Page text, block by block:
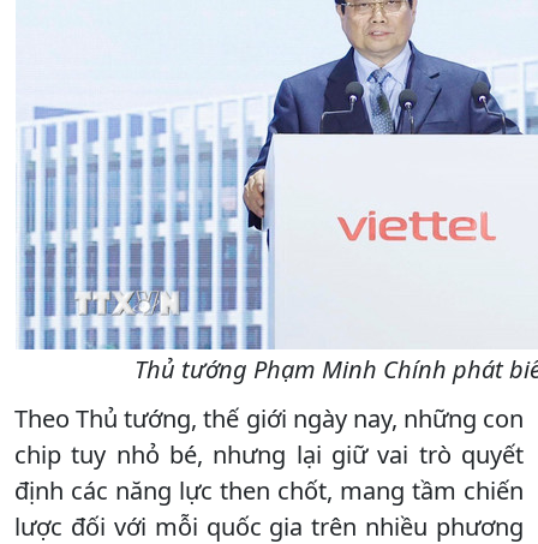
Thủ tướng Phạm Minh Chính phát
Theo Thủ tướng, thế giới ngày nay, những con
chip tuy nhỏ bé, nhưng lại giữ vai trò quyết
định các năng lực then chốt, mang tầm chiến
lược đối với mỗi quốc gia trên nhiều phương